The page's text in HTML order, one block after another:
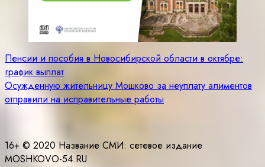
Навигация
по
записям
Пенсии и пособия в Новосибирской области в октябре:
график выплат
Осужденную жительницу Мошково за неуплату алиментов
отправили на исправительные работы
16+ © 2020 Название СМИ: cетевое издание
MOSHKOVO-54.RU